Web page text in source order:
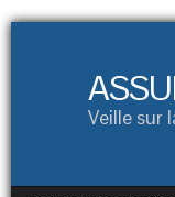
Veille sur